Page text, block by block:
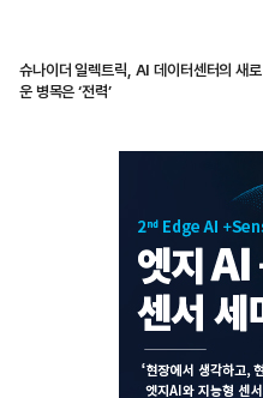
슈나이더 일렉트릭, AI 데이터센터의 새로
운 병목은 ‘전력’